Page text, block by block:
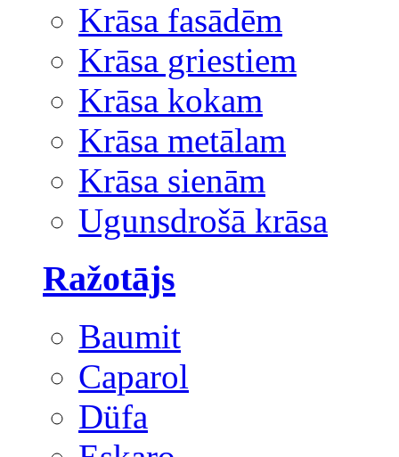
Krāsa fasādēm
Krāsa griestiem
Krāsa kokam
Krāsa metālam
Krāsa sienām
Ugunsdrošā krāsa
Ražotājs
Baumit
Caparol
Düfa